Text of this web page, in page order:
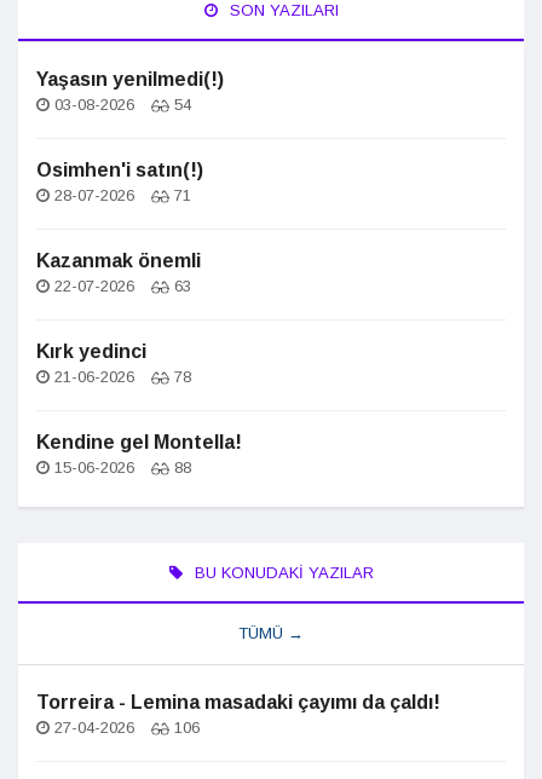
SON YAZILARI
Yaşasın yenilmedi(!)
03-08-2026 54
Osimhen'i satın(!)
28-07-2026 71
Kazanmak önemli
22-07-2026 63
Kırk yedinci
21-06-2026 78
Kendine gel Montella!
15-06-2026 88
BU KONUDAKI YAZILAR
TÜMÜ →
Torreira - Lemina masadaki çayımı da çaldı!
27-04-2026 106